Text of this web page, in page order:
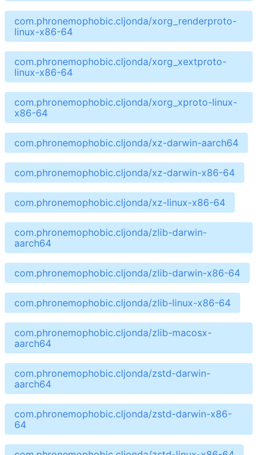
com.phronemophobic.cljonda/xorg_renderproto-
linux-x86-64
com.phronemophobic.cljonda/xorg_xextproto-
linux-x86-64
com.phronemophobic.cljonda/xorg_xproto-linux-
x86-64
com.phronemophobic.cljonda/xz-darwin-aarch64
com.phronemophobic.cljonda/xz-darwin-x86-64
com.phronemophobic.cljonda/xz-linux-x86-64
com.phronemophobic.cljonda/zlib-darwin-
aarch64
com.phronemophobic.cljonda/zlib-darwin-x86-64
com.phronemophobic.cljonda/zlib-linux-x86-64
com.phronemophobic.cljonda/zlib-macosx-
aarch64
com.phronemophobic.cljonda/zstd-darwin-
aarch64
com.phronemophobic.cljonda/zstd-darwin-x86-
64